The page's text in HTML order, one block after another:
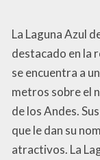
La Laguna Azul
destacado en la
se encuentra a
metros sobre el
de los Andes.
que le dan su
atractivos. La